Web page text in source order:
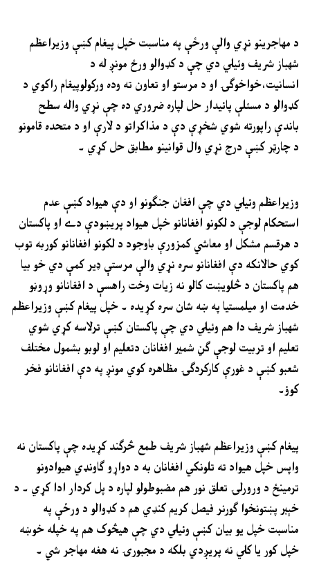
د مهاجرينو نړي والې ورځې په مناسبت خپل پيغام کښې وزيراعظم
شهباز شريف وئيلي دي چې د کډوالو ورځ مونږ له د
انسانيت،خواخوګۍ او د مرستو او تعاون ته وده ورکولوپيغام راکوي د
کډوالو د مسئلې پائيدار حل لپاره ضروري ده چې نړي واله سطح
باندې راپورته شوي شخړې دې د مذاکراتو د لارې او د متحده قامونو
د چارټر کښې درج نړي وال قوانينو مطابق حل کړي ۔
وزيراعظم وئيلي دي چې افغان جنګونو او دې هيواد کښې عدم
استحکام لوجې د لکونو افغانانو خپل هيواد پريښودې دے او پاکستان
د هرقسم مشکل او معاشي کمزورې باوجود د لکونو افغانانو کوربه توب
کوي حالانکه دې افغانانو سره نړي والې مرستې ډير کمې دي خو بيا
هم پاکستان د څلويښت کالو نه زيات وخت راهسې د افغانانو وړوڼو
خدمت او ميلمستيا په ښه شان سره کړيده ۔ خپل پيغام کښې وزيراعظم
شهباز شريف دا هم وئيلي دي چې پاکستان کښې ترلاسه کړي شوي
تعليم او تربيت لوجې ګڼ شمير افغانان دتعليم او لوبو بشمول مختلف
شعبو کښې د غورې کارکردګۍ مظاهره کوي مونږ په دې افغانانو فخر
کوؤ۔
پيغام کښې وزيراعظم شهباز شريف طمع څرګند کړيده چې پاکستان نه
واپس خپل هيواد ته تلونکي افغانان به د دواړو ګاونډي هيوادونو
ترمينځ د ورورلۍ تعلق نور هم مضبوطولو لپاره د پل کردار ادا کړي ۔ د
خېبر پښتونخوا ګورنر فيصل کريم کنډي هم د کډوالو د ورځې په
مناسبت خپل يو بيان کښې وئيلي دي چې هيڅوک هم په خپله خوښه
خپل کور يا کلي نه پريږدي بلکه د مجبورۍ نه هغه مهاجر شي ۔